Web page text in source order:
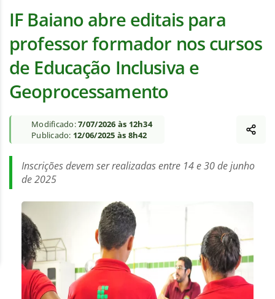
IF Baiano abre editais para
professor formador nos cursos
de Educação Inclusiva e
Geoprocessamento
Modificado:7/07/2026 às 12h34
Publicado: 12/06/2025 às 8h42
Inscrições devem ser realizadas entre 14 e 30 de junho
de 2025